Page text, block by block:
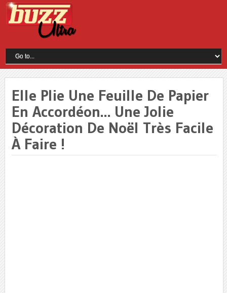
Elle Plie Une Feuille De Papier
En Accordéon… Une Jolie
Décoration De Noël Très Facile
À Faire !